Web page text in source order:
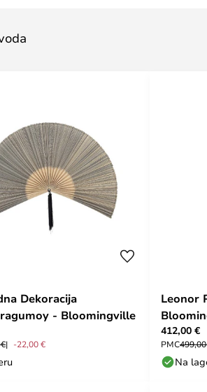
Dekoracija
- Bloomingville
-22,00 €
Leonor
412,00 €
PMC
Na